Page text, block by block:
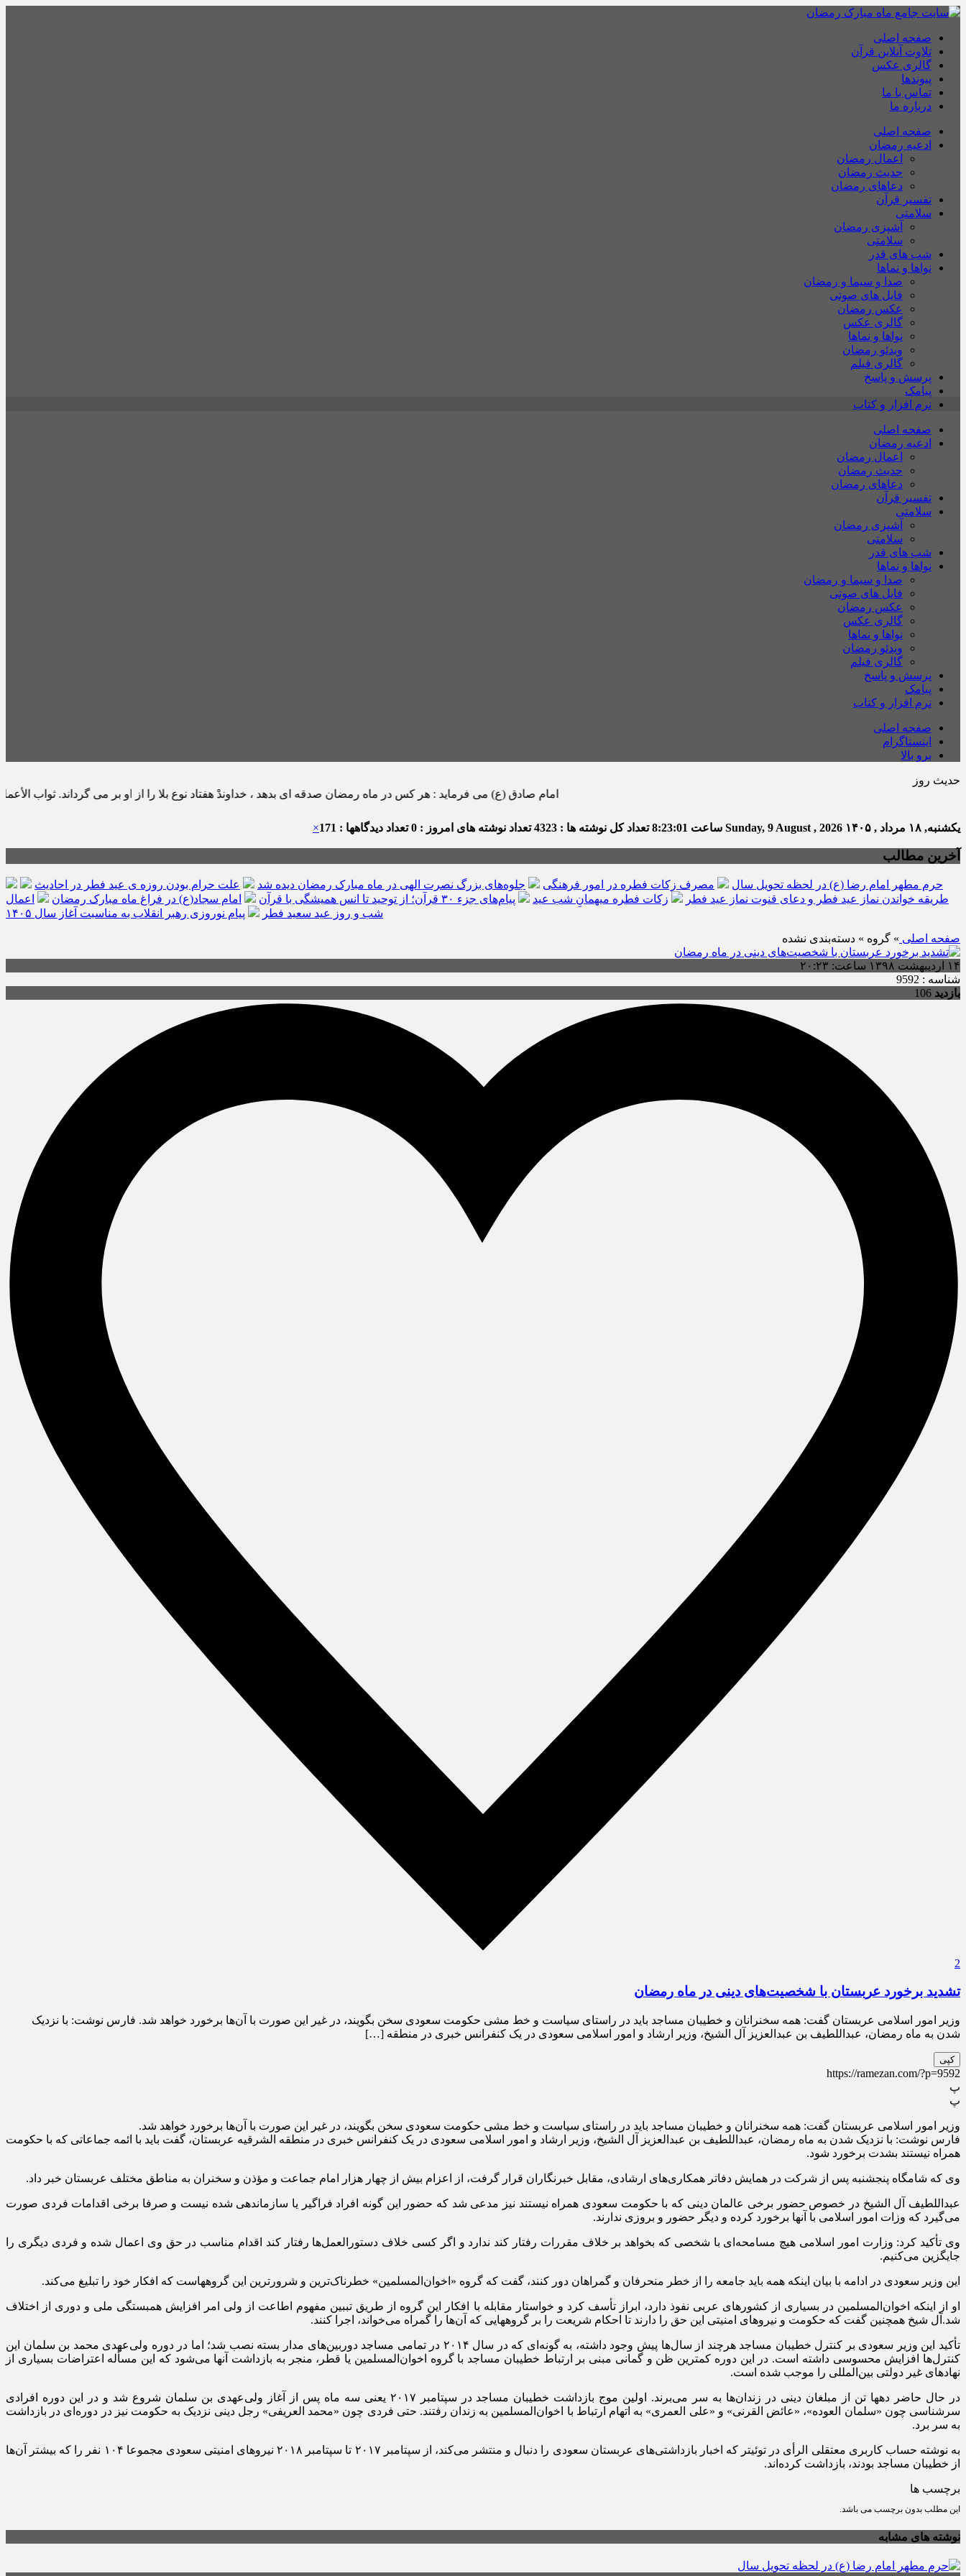
صفحه اصلی
تلاوت آنلاین قرآن
گالری عکس
پیوندها
تماس با ما
درباره ما
صفحه اصلی
ادعیه رمضان
اعمال رمضان
حدیث رمضان
دعاهای رمضان
تفسیر قرآن
سلامتی
آشپزی رمضان
سلامتی
شب های قدر
نواها و نماها
صدا و سیما و رمضان
فایل های صوتی
عکس رمضان
گالری عکس
نواها و نماها
ویدئو رمضان
گالری فیلم
پرسش و پاسخ
پیامک
نرم افزار و کتاب
صفحه اصلی
ادعیه رمضان
اعمال رمضان
حدیث رمضان
دعاهای رمضان
تفسیر قرآن
سلامتی
آشپزی رمضان
سلامتی
شب های قدر
نواها و نماها
صدا و سیما و رمضان
فایل های صوتی
عکس رمضان
گالری عکس
نواها و نماها
ویدئو رمضان
گالری فیلم
پرسش و پاسخ
پیامک
نرم افزار و کتاب
صفحه اصلی
اینستاگرام
برو بالا
حدیث روز
امام صادق (ع) می فرماید : هر كس در ماه رمضان صدقه اى بدهد ، خداوندْ هفتاد نوع بلا را از او بر مى گرداند. ثواب الأعمال : ص ١٧١ ح ١٩
یکشنبه, ۱۸ مرداد , ۱۴۰۵ Sunday, 9 August , 2026 ساعت 8:23:02تعداد کل نوشته ها : 4323 تعداد نوشته های امروز : 0 تعداد دیدگاهها : 171 ×
آخرین مطالب
حرم مطهر امام رضا (ع) در لحظه تحویل سال مصرف زکات فطره در امور فرهنگی جلوه‌های بزرگ نصرت الهی در ماه مبارک رمضان دیده شد
علت حرام بودن روزه ی عید فطر در احادیث
طریقه خواندن نماز عید فطر و دعای قنوت نماز عید فطر
زکات فطره میهمانِ شب عید پیام‌های جزء ۳۰ قرآن؛ از توحید تا انس همیشگی با قرآن امام سجاد(ع) در فراغ ماه مبارک رمضان
اعمال
شب و روز عید سعید فطر
پیام نوروزی رهبر انقلاب به مناسبت آغاز سال ۱۴۰۵
صفحه اصلی » گروه » دسته‌بندی نشده
۱۴ اردیبهشت ۱۳۹۸ ساعت: ۲۰:۲۳
شناسه : 9592
بازدید 106
2
تشدید برخورد عربستان با شخصیت‌های دینی در ماه رمضان
وزیر امور اسلامی عربستان گفت: همه سخنرانان و خطیبان مساجد باید در راستای سیاست و خط مشی حکومت سعودی سخن بگویند، در غیر این صورت با آن‌ها برخورد خواهد شد. فارس نوشت: با نزدیک
شدن به ماه رمضان، عبداللطیف بن عبدالعزیز آل الشیخ، وزیر ارشاد و امور اسلامی سعودی در یک کنفرانس خبری در منطقه […]
کپی
https://ramezan.com/?p=9592
پ
پ
وزیر امور اسلامی عربستان گفت: همه سخنرانان و خطیبان مساجد باید در راستای سیاست و خط مشی حکومت سعودی سخن بگویند، در غیر این صورت با آن‌ها برخورد خواهد شد.
فارس نوشت: با نزدیک شدن به ماه رمضان، عبداللطیف بن عبدالعزیز آل الشیخ، وزیر ارشاد و امور اسلامی سعودی در یک کنفرانس خبری در منطقه الشرقیه عربستان، گفت باید با ائمه جماعاتی که با حکومت
همراه نیستند بشدت برخورد شود.
وی که شامگاه پنجشنبه پس از شرکت در همایش دفاتر همکاری‌های ارشادی، مقابل خبرنگاران قرار گرفت، از اعزام بیش از چهار هزار امام جماعت و مؤذن و سخنران به مناطق مختلف عربستان خبر داد.
عبداللطیف آل الشیخ در خصوص حضور برخی عالمان دینی که با حکومت سعودی همراه نیستند نیز مدعی شد که حضور این گونه افراد فراگیر یا سازماندهی شده نیست و صرفا برخی اقدامات فردی صورت
می‌گیرد که وزات امور اسلامی با آنها برخورد کرده و دیگر حضور و بروزی ندارند.
وی تأکید کرد: وزارت امور اسلامی هیچ مسامحه‌ای با شخصی که بخواهد بر خلاف مقررات رفتار کند ندارد و اگر کسی خلاف دستورالعمل‌ها رفتار کند اقدام مناسب در حق وی اعمال شده و فردی دیگری را
جایگزین می‌کنیم.
این وزیر سعودی در ادامه با بیان اینکه همه باید جامعه را از خطر منحرفان و گمراهان دور کنند، گفت که گروه «اخوان‌المسلمین» خطرناک‌ترین و شرورترین این گروههاست که افکار خود را تبلیغ می‌کند.
او از اینکه اخوا‌ن‌المسلمین در بسیاری از کشورهای عربی نفوذ دارد، ابراز تأسف کرد و خواستار مقابله با افکار این گروه از طریق تببین مفهوم اطاعت از ولی امر افزایش همبستگی ملی و دوری از اختلاف
شد.آل شیخ همچنین گفت که حکومت و نیروهای امنیتی این حق را دارند تا احکام شریعت را بر گروههایی که آن‌ها را گمراه می‌خواند، اجرا کنند.
تأکید این وزیر سعودی بر کنترل خطیبان مساجد هرچند از سال‌ها پیش وجود داشته، به گونه‌ای که در سال ۲۰۱۴ در تمامی مساجد دوربین‌های مدار بسته نصب شد؛ اما در دوره ولی‌عهدی محمد بن سلمان این
کنترل‌ها افزایش محسوسی داشته است. در این دوره کمترین ظن و گمانی مبنی بر ارتباط خطیبان مساجد با گروه اخوان‌المسلمین یا قطر، منجر به بازداشت آنها می‌شود که این مسأله اعتراضات بسیاری از
نهادهای غیر دولتی بین‌المللی را موجب شده است.
در حال حاضر دهها تن از مبلغان دینی در زندان‌ها به سر می‌برند. اولین موج بازداشت خطیبان مساجد در سپتامبر ۲۰۱۷ یعنی سه ماه پس از آغاز ولی‌عهدی بن سلمان شروع شد و در این دوره افرادی
سرشناسی چون «سلمان العوده»، «عائض القرنی» و «علی العمری» به اتهام ارتباط با اخوان‌المسلمین به زندان رفتند. حتی فردی چون «محمد العریفی» رجل دینی نزدیک به حکومت نیز در دوره‌ای در بازداشت
به سر برد.
به نوشته حساب کاربری معتقلی الرأی در توئیتر که اخبار بازداشتی‌های عربستان سعودی را دنبال و منتشر می‌کند، از سپتامبر ۲۰۱۷ تا سپتامبر ۲۰۱۸ نیروهای امنیتی سعودی مجموعا ۱۰۴ نفر را که بیشتر آن‌ها
از خطیبان مساجد بودند، بازداشت کرده‌اند.
برچسب ها
این مطلب بدون برچسب می باشد.
نوشته های مشابه